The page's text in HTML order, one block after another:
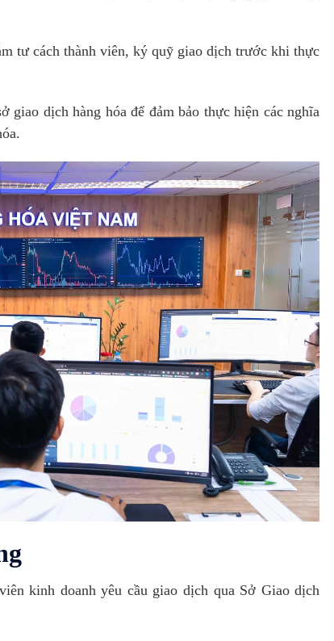
tư cách thành viên, ký quỹ giao dịch trước khi thực
dịch hàng hóa để đảm bảo thực hiện các nghĩa
kinh doanh yêu cầu giao dịch qua Sở Giao dịch